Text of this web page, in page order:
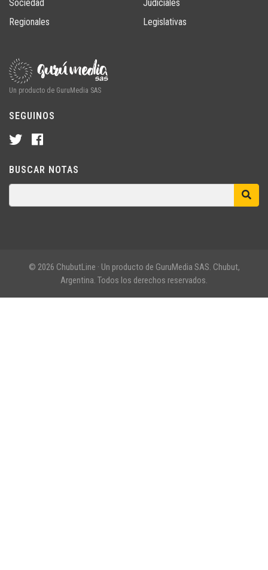
Sociedad
Regionales
Judiciales
Legislativas
Un producto de GuruMedia SAS
SEGUINOS
BUSCAR NOTAS
© 2026 ChubutLine · Un producto de GuruMedia SAS. Chubut,
Argentina. Todos los derechos reservados.